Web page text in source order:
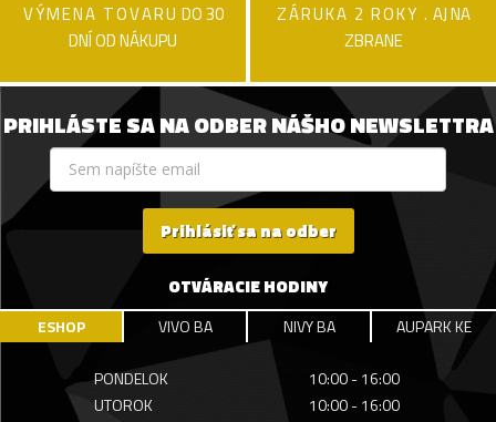
VÝMENA TOVARU DO 30
DNÍ OD NÁKUPU
ZÁRUKA 2 ROKY . AJ NA
ZBRANE
PRIHLÁSTE SA NA ODBER NÁŠHO NEWSLETTRA
Prihlásiť sa na odber
OTVÁRACIE HODINY
ESHOP VIVO BA NIVY BA AUPARK KE
PONDELOK
10:00 - 16:00
UTOROK
10:00 - 16:00